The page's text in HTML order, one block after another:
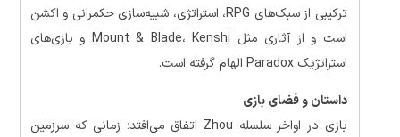
ترکیبی از سبک‌های RPG، استراتژی، شبیه‌سازی حکمرانی و اکشن
است و از آثاری مثل Mount & Blade، Kenshi و بازی‌های
استراتژیک Paradox الهام گرفته است.
داستان و فضای بازی
بازی در اواخر سلسله Zhou اتفاق می‌افتد؛ زمانی که سرزمین